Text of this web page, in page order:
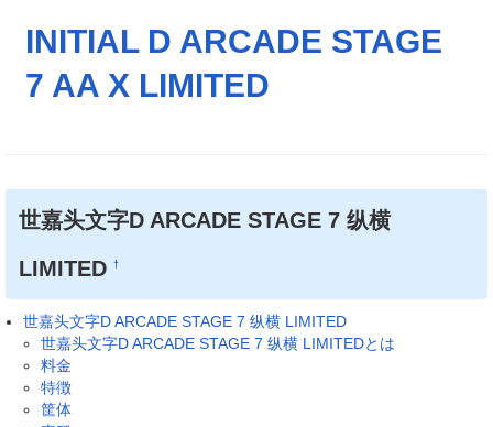
添付
凍結
一覧
INITIAL D ARCADE STAGE
7 AA X LIMITED
世嘉头文字D ARCADE STAGE 7 纵横
LIMITED†
世嘉头文字D ARCADE STAGE 7 纵横 LIMITED
世嘉头文字D ARCADE STAGE 7 纵横 LIMITEDとは
料金
特徴
筐体